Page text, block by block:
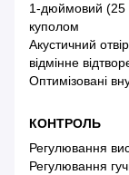
1-дюймовий (25
куполом
Акустичний
відмінне
Оптимізовані
КОНТРОЛЬ
Регулювання
Регулювання